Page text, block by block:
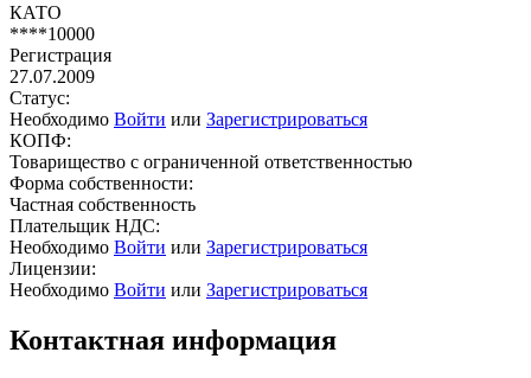
КАТО
****10000
Регистрация
27.07.2009
Статус:
Необходимо Войти или Зарегистрироваться
КОПФ:
Товарищество с ограниченной ответственностью
Форма собственности:
Частная собственность
Плательщик НДС:
Необходимо Войти или Зарегистрироваться
Лицензии:
Необходимо Войти или Зарегистрироваться
Контактная информация